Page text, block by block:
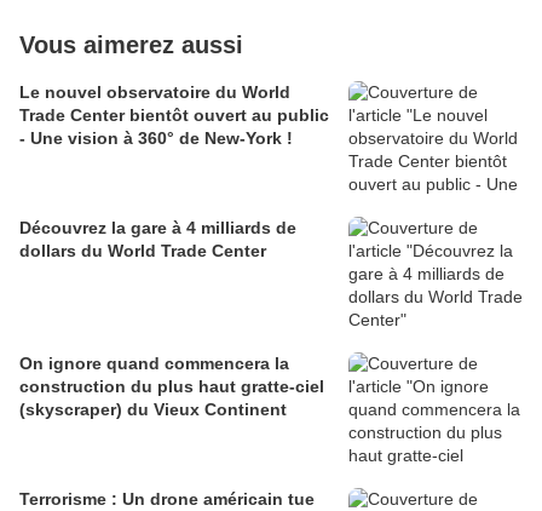
Vous aimerez aussi
Le nouvel observatoire du World
Trade Center bientôt ouvert au public
- Une vision à 360° de New-York !
Découvrez la gare à 4 milliards de
dollars du World Trade Center
On ignore quand commencera la
construction du plus haut gratte-ciel
(skyscraper) du Vieux Continent
Terrorisme : Un drone américain tue